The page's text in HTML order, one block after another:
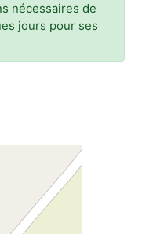
nécessaires de
jours pour ses